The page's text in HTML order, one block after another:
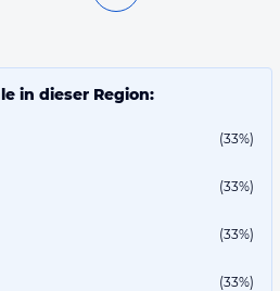
in dieser Region:
(33%)
(33%)
(33%)
(33%)